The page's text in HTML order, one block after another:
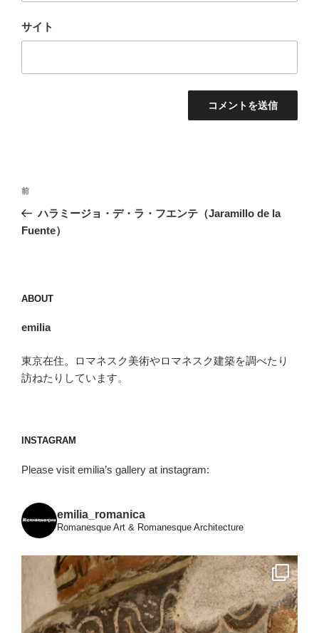
サイト
投
ナ
シ
ョ
前
の
投
前
ハラミージョ・デ・ラ・フエンテ（Jaramillo de la
Fuente）
ABOUT
emilia
東京在住。ロマネスク美術やロマネスク建築を調べたり
訪ねたりしています。
INSTAGRAM
Please visit emilia’s gallery at instagram:
emilia_romanica
Romanesque Art & Romanesque Architecture